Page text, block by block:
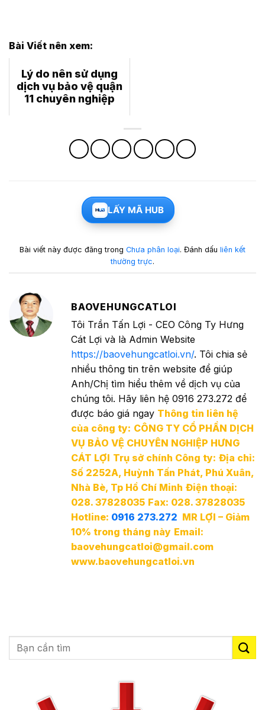
Bài Viết nên xem:
Lý do nên sử dụng
dịch vụ bảo vệ quận
11 chuyên nghiệp
LẤY MÃ HUB
Bài viết này được đăng trong Chưa phân loại. Đánh dấu liên kết
thường trực.
BAOVEHUNGCATLOI
Tôi Trần Tấn Lợi - CEO Công Ty Hưng
Cát Lợi và là Admin Website
https://baovehungcatloi.vn/. Tôi chia sẻ
nhiều thông tin trên website để giúp
Anh/Chị tìm hiểu thêm về dịch vụ của
chúng tôi. Hãy liên hệ 0916 273.272 để
được báo giá ngay Thông tin liên hệ
của công ty: CÔNG TY CỔ PHẦN DỊCH
VỤ BẢO VỆ CHUYÊN NGHIỆP HƯNG
CÁT LỢI Trụ sở chính Công ty: Địa chỉ:
Số 2252A, Huỳnh Tấn Phát, Phú Xuân,
Nhà Bè, Tp Hồ Chí Minh Điện thoại:
028. 37828035 Fax: 028. 37828035
Hotline: 0916 273.272 MR LỢI – Giảm
10% trong tháng này Email:
baovehungcatloi@gmail.com
www.baovehungcatloi.vn